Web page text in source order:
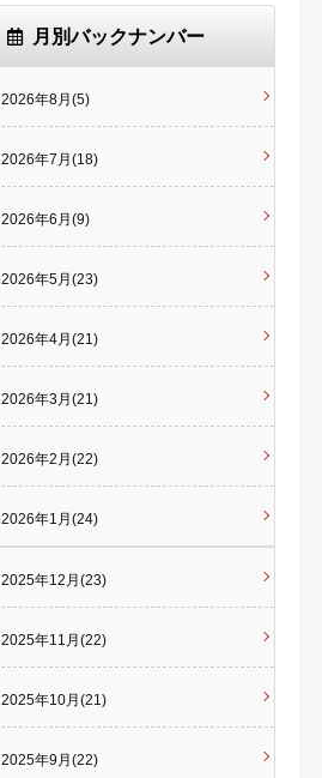
月別バックナンバー
2026年8月(5)
2026年7月(18)
2026年6月(9)
2026年5月(23)
2026年4月(21)
2026年3月(21)
2026年2月(22)
2026年1月(24)
2025年12月(23)
2025年11月(22)
2025年10月(21)
2025年9月(22)